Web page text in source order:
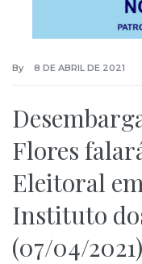
By 8 DE ABRIL DE 2021
Flores
Eleitoral
Instituto
(07/04/2021)